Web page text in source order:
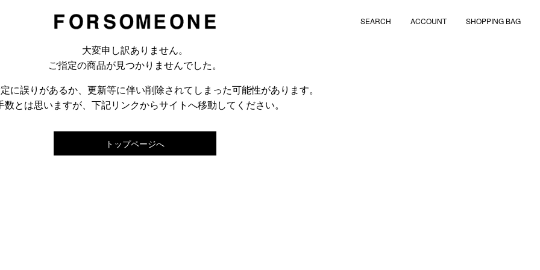
SEARCH ACCOUNT SHOPPING BAG
大変申し訳ありません。
ご指定の商品が見つかりませんでした。
に誤りがあるか、更新等に伴い削除されてしまった可能性があります。
数とは思いますが、下記リンクからサイトへ移動してください。
トップページへ